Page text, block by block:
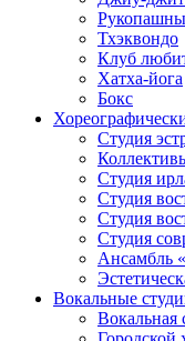
Тхэквондо
Клуб
Хатха-йога
Бокс
Студия
Студия
Студия
Студия
Студия
Ансамбль
Вокальные
Вокальная